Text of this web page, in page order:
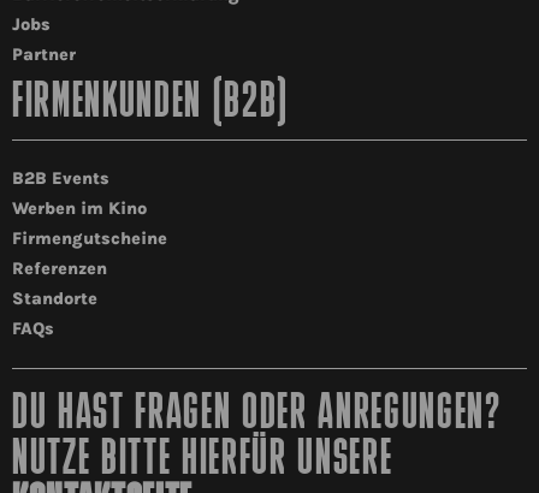
Jobs
Partner
FIRMENKUNDEN (B2B)
B2B Events
Werben im Kino
Firmengutscheine
Referenzen
Standorte
FAQs
DU HAST FRAGEN ODER ANREGUNGEN?
NUTZE BITTE HIERFÜR UNSERE